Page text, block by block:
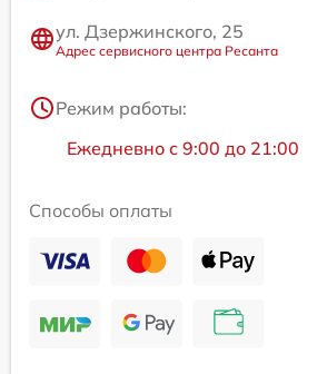
ул. Дзержинского, 25
Адрес сервисного центра Ресанта
Режим работы:
Ежедневно с 9:00 до 21:00
Способы оплаты